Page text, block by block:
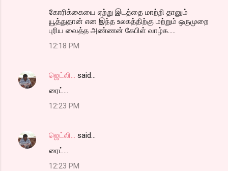
கோரிக்கையை ஏற்று இடத்தை மாற்றி தானும்
யூத்துதான் என இந்த உலகத்திற்கு மற்றும் ஒருமுறை
புரிய வைத்த அண்ணன் கேபிள் வாழ்க.....
12:18 PM
ஜெட்லி...
said…
ரைட்...
12:23 PM
ஜெட்லி...
said…
ரைட்...
12:23 PM